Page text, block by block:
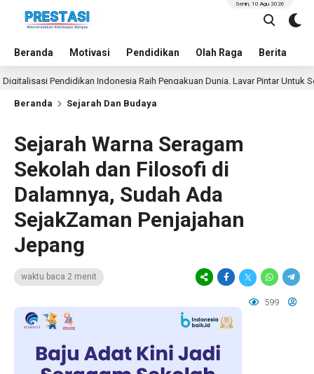
Beranda Motivasi Pendidikan Olah Raga Berita
Senin, 10 Agu 2026
Pendidikan Indonesia Raih Pengakuan Dunia, Layar Pintar Untuk Semua
Beranda Sejarah Dan Budaya
Sejarah Warna Seragam
Sekolah dan Filosofi di
Dalamnya, Sudah Ada
SejakZaman Penjajahan
Jepang
waktu baca 2 menit
599